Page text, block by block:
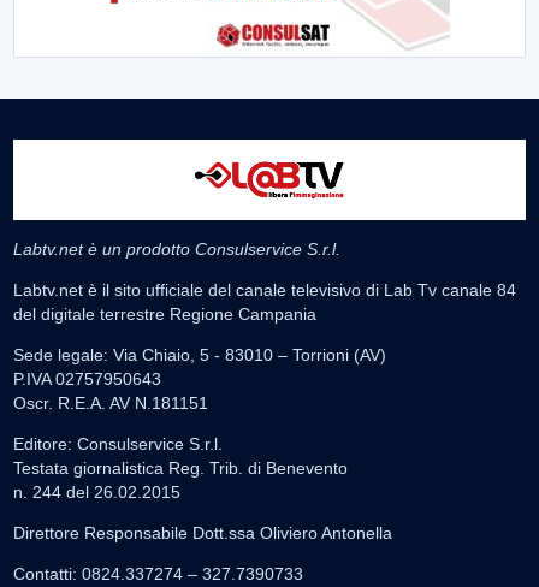
Labtv.net è un prodotto Consulservice S.r.l.
Labtv.net è il sito ufficiale del canale televisivo di Lab Tv canale 84
del digitale terrestre Regione Campania
Sede legale: Via Chiaio, 5 - 83010 – Torrioni (AV)
P.IVA 02757950643
Oscr. R.E.A. AV N.181151
Editore: Consulservice S.r.l.
Testata giornalistica Reg. Trib. di Benevento
n. 244 del 26.02.2015
Direttore Responsabile Dott.ssa Oliviero Antonella
Contatti: 0824.337274 – 327.7390733